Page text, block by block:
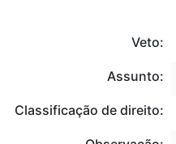
Veto:
Assunto:
Classificação de direito: